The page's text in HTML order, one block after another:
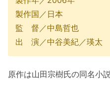
製作国／日本
監 督／中島哲也
出 演／中谷美紀／瑛太
原作は山田宗樹氏の同名小